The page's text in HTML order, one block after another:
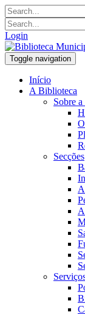
Login
Toggle navigation
Início
A Biblioteca
Sobre
Secções